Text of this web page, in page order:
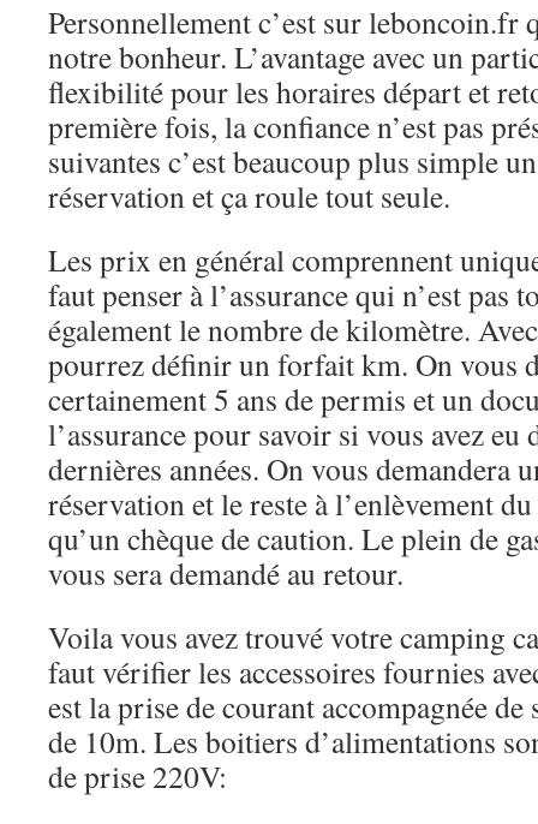
Personnellement c’est sur leboncoin.fr
notre bonheur. L’avantage avec un
flexibilité pour les horaires départ et
première fois, la confiance n’est pas
suivantes c’est beaucoup plus simple
réservation et ça roule tout seule.
Les prix en général comprennent
faut penser à l’assurance qui n’est pas
également le nombre de kilomètre.
pourrez définir un forfait km. On vous
certainement 5 ans de permis et un
l’assurance pour savoir si vous avez eu
dernières années. On vous demandera
réservation et le reste à l’enlèvement
qu’un chèque de caution. Le plein de
vous sera demandé au retour.
Voila vous avez trouvé votre camping
faut vérifier les accessoires fournies
est la prise de courant accompagnée
de 10m. Les boitiers d’alimentations
de prise 220V: